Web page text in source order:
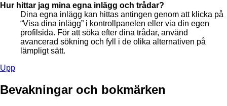
Hur hittar jag mina egna inlägg och trådar?
Dina egna inlägg kan hittas antingen genom att klicka på
“Visa dina inlägg” i kontrollpanelen eller via din egen
profilsida. För att söka efter dina trådar, använd
avancerad sökning och fyll i de olika alternativen på
lämpligt sätt.
Upp
Bevakningar och bokmärken